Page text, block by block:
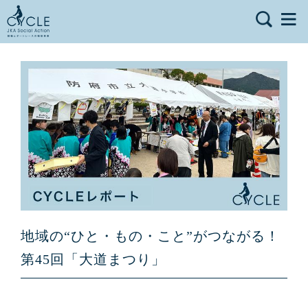
地域の“ひと・もの・こと”がつながる！
第45回「大道まつり」